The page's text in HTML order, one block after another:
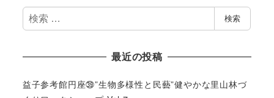
検
索
検索
最近の投稿
益子参考館円座㊴”生物多様性と民藝”健やかな里山林づ